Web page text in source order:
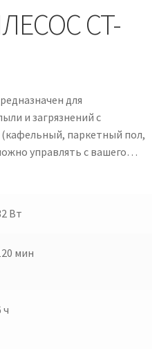
CT-
для
и загрязнений с
паркетный пол,
управлять с вашего…
Вт
мин
ч